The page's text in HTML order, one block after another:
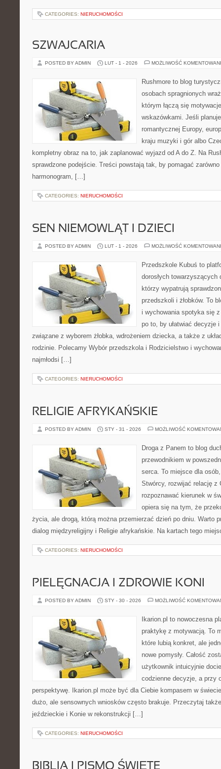
CATEGORIES: NIERUCHOMOŚCI
SZWAJCARIA
POSTED BY ADMIN LUT - 1 - 2026 MOŻLIWOŚĆ
Rushmore to blog
osobach spragnionych
którym łączą się
wskazówkami. Jeśli
romantycznej Europy,
kraju muzyki i gór albo
kompletny obraz na to, jak zaplanować wyjazd od A do Z. Na
sprawdzone podejście. Treści powstają tak, by pomagać
harmonogram, […]
CATEGORIES: NIERUCHOMOŚCI
SEN NIEMOWLĄT I DZIECI
POSTED BY ADMIN LUT - 1 - 2026 MOŻLIWOŚĆ
Przedszkole Kubuś to
dorosłych
którzy wypatrują
przedszkoli i żłobków. To
i wychowania spotyka się
po to, by ułatwiać decyzje
związane z wyborem żłobka, wdrożeniem dziecka, a także z
rodzinie. Polecamy Wybór przedszkola i Rodzicielstwo i
najmłodsi […]
CATEGORIES: NIERUCHOMOŚCI
RELIGIE AFRYKAŃSKIE
POSTED BY ADMIN STY - 31 - 2026 MOŻLIWOŚĆ
Droga z Panem to blog
przewodnikiem w
serca. To miejsce dla
Stwórcy, rozwijać relację z
rozpoznawać kierunek w
opiera się na tym, że
życia, ale drogą, którą można przemierzać dzień po dniu. Warto
dialog międzyreligijny i Religie afrykańskie. Na kartach tego
CATEGORIES: NIERUCHOMOŚCI
PIELĘGNACJA I ZDROWIE KONI
POSTED BY ADMIN STY - 30 - 2026 MOŻLIWOŚĆ
Ikarion.pl to nowoczesna
praktykę z motywacją. To
które lubią konkret, ale
nowe pomysły. Całość
użytkownik intuicyjnie
codzienne decyzje, a przy
perspektywę. Ikarion.pl może być dla Ciebie kompasem w
dużo, ale sensownych wniosków często brakuje. Przeczytaj
jeździeckie i Konie w rekonstrukcji […]
CATEGORIES: NIERUCHOMOŚCI
BIBLIA I PISMO ŚWIĘTE